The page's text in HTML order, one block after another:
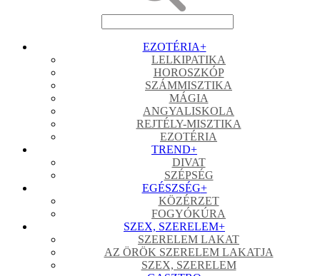
EZOTÉRIA+
LELKIPATIKA
HOROSZKÓP
SZÁMMISZTIKA
MÁGIA
ANGYALISKOLA
REJTÉLY-MISZTIKA
EZOTÉRIA
TREND+
DIVAT
SZÉPSÉG
EGÉSZSÉG+
KÖZÉRZET
FOGYÓKÚRA
SZEX, SZERELEM+
SZERELEM LAKAT
AZ ÖRÖK SZERELEM LAKATJA
SZEX, SZERELEM